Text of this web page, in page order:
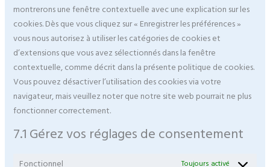
montrerons une fenêtre contextuelle avec une explication sur les
cookies. Dès que vous cliquez sur « Enregistrer les préférences »
vous nous autorisez à utiliser les catégories de cookies et
d’extensions que vous avez sélectionnés dans la fenêtre
contextuelle, comme décrit dans la présente politique de cookies.
Vous pouvez désactiver l’utilisation des cookies via votre
navigateur, mais veuillez noter que notre site web pourrait ne plus
fonctionner correctement.
7.1 Gérez vos réglages de consentement
Fonctionnel Toujours activé